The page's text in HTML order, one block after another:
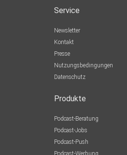
Service
Newsletter
Kontakt
Presse
Nutzungsbedingungen
Datenschutz
Produkte
Podcast-Beratung
Podcast-Jobs
Podcast-Push
Podcast-Werbung